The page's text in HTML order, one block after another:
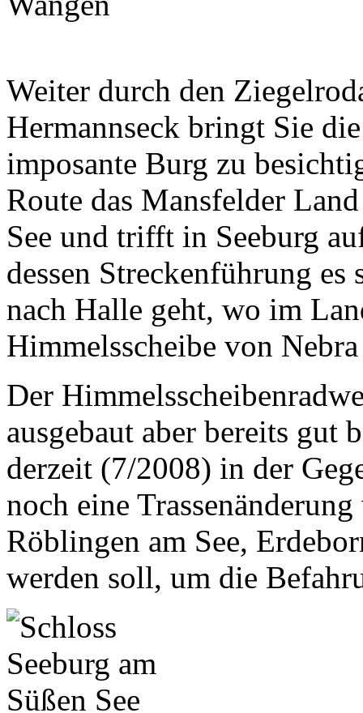
Weiter durch den
Hermannseck bringt Sie
imposante Burg zu
Route das Mansfelder
See und trifft in Seeburg
dessen Streckenführung
nach Halle geht, wo im
Himmelsscheibe von
Der
ausgebaut aber bereits gut
derzeit (7/2008) in der
noch eine
Röblingen am See,
werden soll, um die